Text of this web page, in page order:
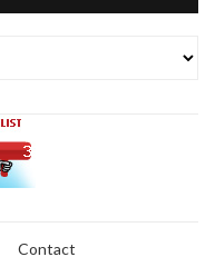
Contact